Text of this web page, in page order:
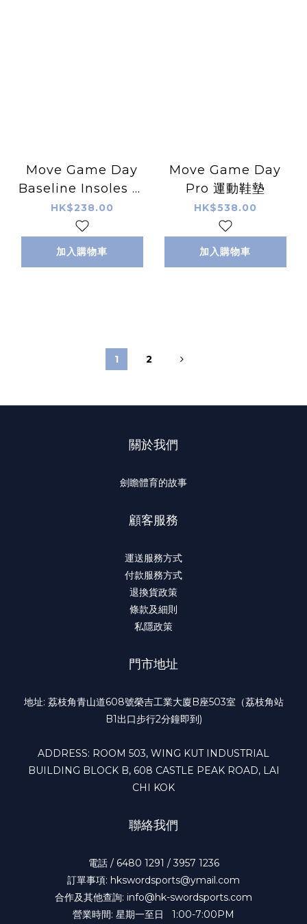
Move Game Day
Baseline Insoles 運
動鞋墊
HK$238.00
加入購物車
Move Game Day
Pro 運動鞋墊
HK$538.00
加入購物車
1 2
關於我們
劍瞻體育的故事
顧客服務
運送服務方式
付款服務方式
退換貨政策
條款及細則
私隱政策
門市地址
地址: 荔枝角青山道608號榮吉工業大廈B座503室（荔枝角站
B1出口步行2分鐘即到)
ADDRESS: ROOM 503, WING KUT INDUSTRIAL
BUILDING BLOCK B, 608 CASTLE PEAK ROAD, LAI
CHI KOK
聯絡我們
電話 / 6480 1291 / 3957 1236
訂單事項: hkswordsports@ymail.com
合作及其他查詢: info@hk-swordsports.com
營業時間: 星期一至日 1:00-7:00PM